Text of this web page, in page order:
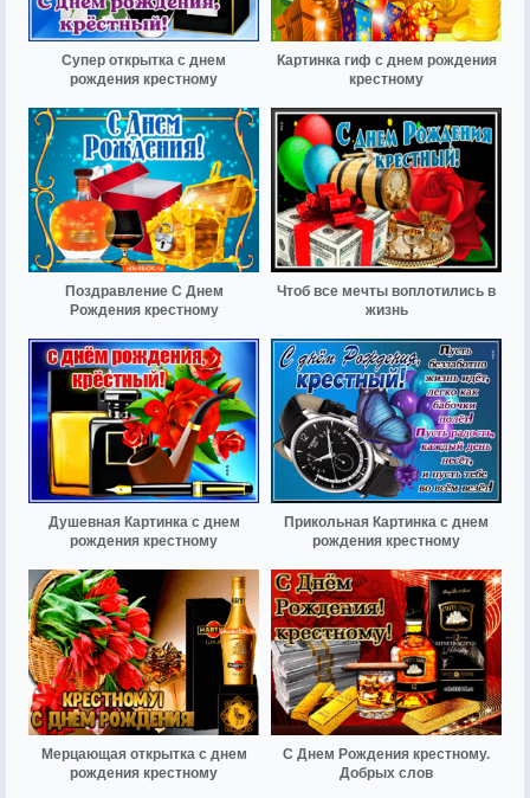
Супер открытка с днем
рождения крестному
Картинка гиф с днем рождения
крестному
Поздравление С Днем
Рождения крестному
Чтоб все мечты воплотились в
жизнь
Душевная Картинка с днем
рождения крестному
Прикольная Картинка с днем
рождения крестному
Мерцающая открытка с днем
рождения крестному
С Днем Рождения крестному.
Добрых слов